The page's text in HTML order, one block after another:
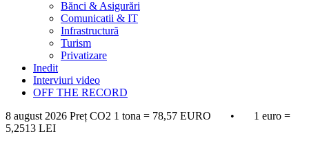
Bănci & Asigurări
Comunicatii & IT
Infrastructură
Turism
Privatizare
Inedit
Interviuri video
OFF THE RECORD
8 august 2026 Preț CO2 1 tona = 78,57 EURO • 1 euro =
5,2513 LEI